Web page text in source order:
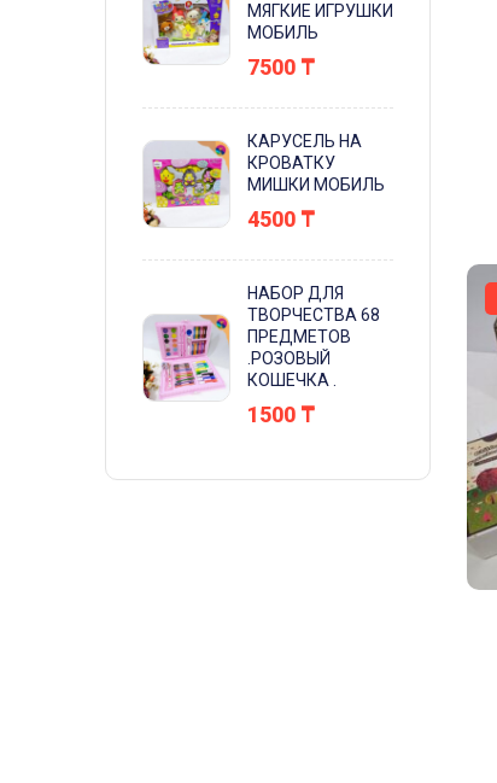
МЯГКИЕ ИГРУШКИ
МОБИЛЬ
7500 ₸
КАРУСЕЛЬ НА
КРОВАТКУ
МИШКИ МОБИЛЬ
4500 ₸
НАБОР ДЛЯ
ТВОРЧЕСТВА 68
ПРЕДМЕТОВ
.РОЗОВЫЙ
КОШЕЧКА .
1500 ₸